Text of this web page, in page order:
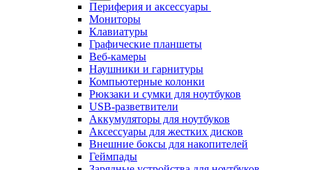
Периферия и аксессуары
Мониторы
Клавиатуры
Графические планшеты
Веб-камеры
Наушники и гарнитуры
Компьютерные колонки
Рюкзаки и сумки для ноутбуков
USB-разветвители
Аккумуляторы для ноутбуков
Аксессуары для жестких дисков
Внешние боксы для накопителей
Геймпады